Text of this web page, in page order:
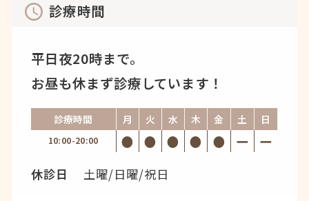
診療時間
平日夜20時まで。
お昼も休まず診療しています！
診療時間 月 火 水 木 金 土 日
10:00-20:00
休診日 土曜/日曜/祝日